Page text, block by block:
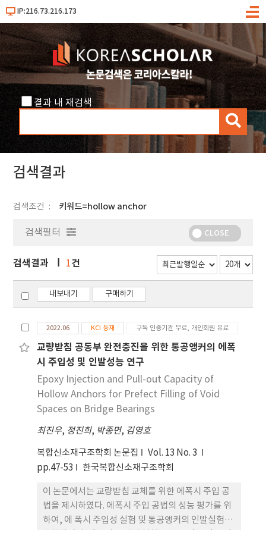
IP:216.73.216.173
메
결과 내 재검색
검
색
검색결과
검색조건 키워드=hollow anchor
검색필터 CLOSE
검색결과 1건
내보내기 구매하기
2022.06 KCI 등재 구독 인증기관 무료, 개인회원 유료
교량받침 공동부 완전충진을 위한 통공앵커의 에폭
시 주입성 및 인발성능 연구
Epoxy Injection and Pull-out Capacity of
Hollow Anchors for Prefect Filling of Void
Spaces on Bridge Bearings
최진우, 정진희, 박종면, 김영호
복합신소재구조학회 논문집
Vol. 13 No. 3
pp.47-53
한국복합신소재구조학회
이 논문에서는 교량받침 교체를 위한 에폭시 주입 공
법을 제시하였다. 에폭시 주입 공법의 성능 평가를 위
하여, 에 폭시 주입성 실험 및 통공앵커의 인발실험을